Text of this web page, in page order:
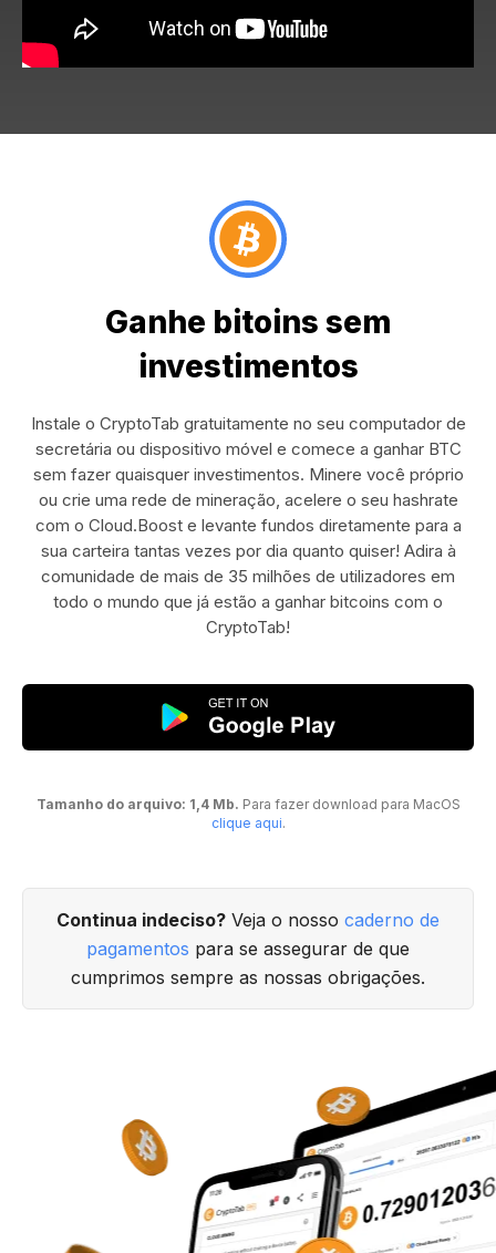
Ganhe bitoins sem
investimentos
Instale o CryptoTab gratuitamente no seu computador de
secretária ou dispositivo móvel e comece a ganhar BTC
sem fazer quaisquer investimentos. Minere você próprio
ou crie uma rede de mineração, acelere o seu hashrate
com o Cloud.Boost e levante fundos diretamente para a
sua carteira tantas vezes por dia quanto quiser! Adira à
comunidade de mais de 35 milhões de utilizadores em
todo o mundo que já estão a ganhar bitcoins com o
CryptoTab!
Tamanho do arquivo: 1,4 Mb. Para fazer download para MacOS
clique aqui.
Continua indeciso? Veja o nosso caderno de
pagamentos para se assegurar de que
cumprimos sempre as nossas obrigações.